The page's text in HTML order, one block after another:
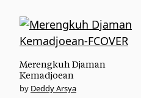
Merengkuh Djaman
Kemadjoean
Deddy Arsya